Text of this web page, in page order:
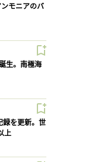
ンモニアのバ
生。南極海
録を更新。世
上